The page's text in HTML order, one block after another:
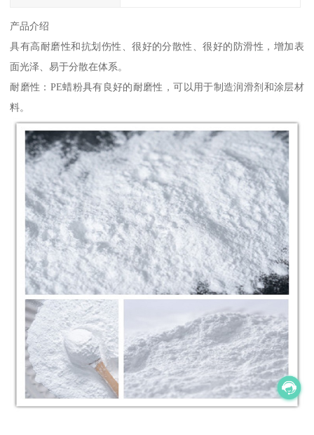
产品介绍
具有高耐磨性和抗划伤性、很好的分散性、很好的防滑性，增加表
面光泽、易于分散在体系。
耐磨性：PE蜡粉具有良好的耐磨性，可以用于制造润滑剂和涂层材
料。